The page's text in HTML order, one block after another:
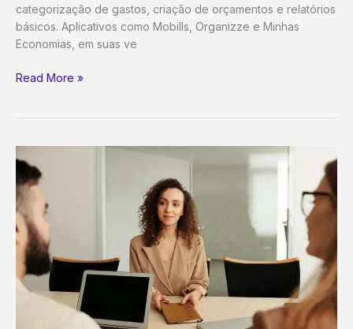
categorização de gastos, criação de orçamentos e relatórios
básicos. Aplicativos como Mobills, Organizze e Minhas
Economias, em suas ve
Controle
Melhores
Aplicativos
Gratuitos
para
Organizar
Sua
Vida
Financeira
Read More »